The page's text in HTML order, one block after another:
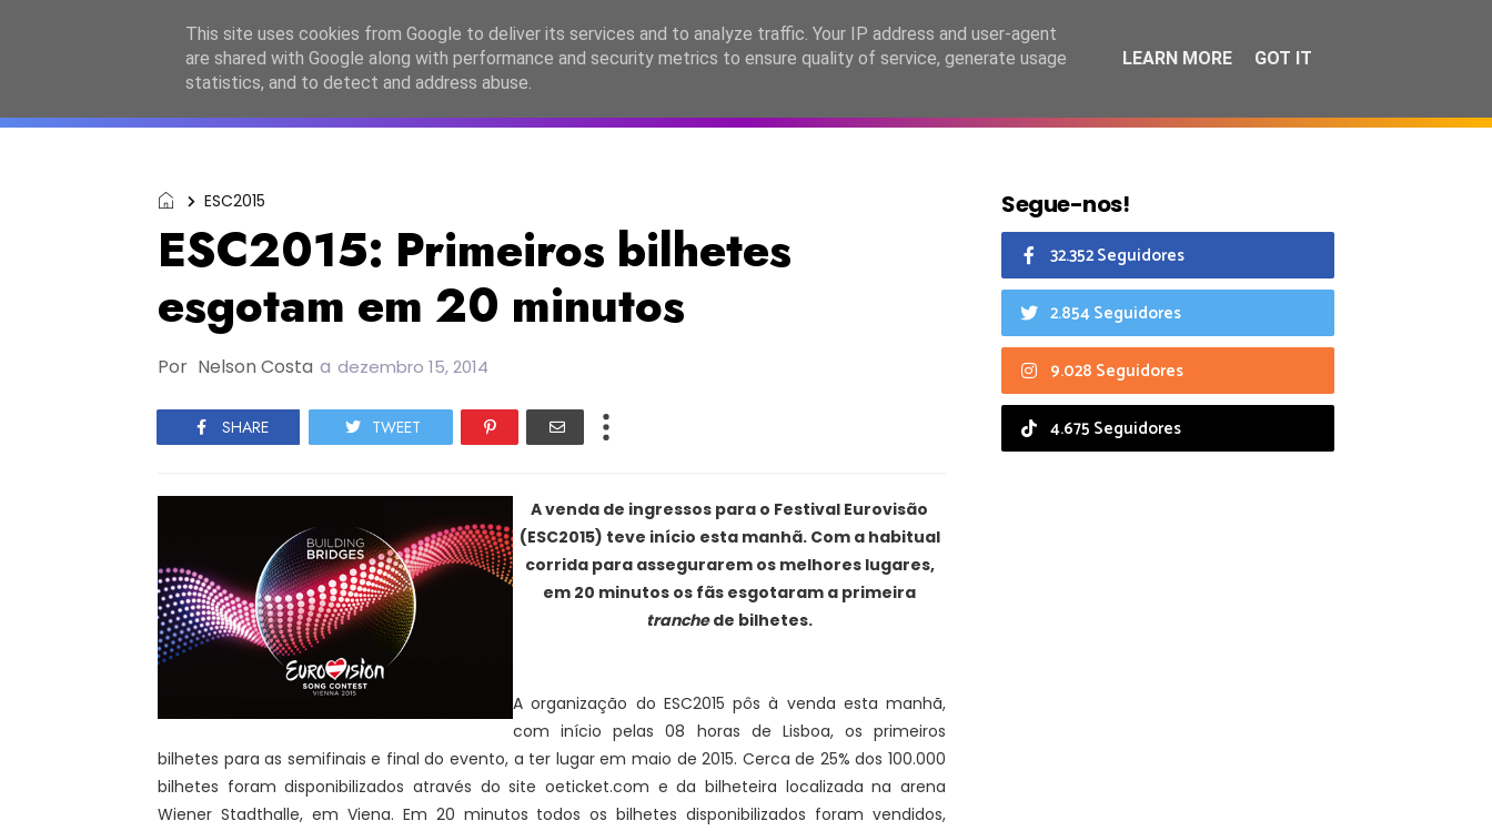
ESC2027 JESC2026 FC2026 EASC2026 PORTUGAL LANÇAMENTOS ESPECIAIS CALENDÁRIO
ESC2015
ESC2015: Primeiros bilhetes
esgotam em 20 minutos
Por Nelson Costa a dezembro 15, 2014
SHARE TWEET
A venda de ingressos para o Festival Eurovisão
(ESC2015) teve início esta manhã. Com a habitual
corrida para assegurarem os melhores lugares,
em 20 minutos os fãs esgotaram a primeira
tranchede bilhetes.
A organização do ESC2015 pôs à venda esta manhã,
com início pelas 08 horas de Lisboa, os primeiros
bilhetes para as semifinais e final do evento, a ter lugar em maio de 2015. Cerca de 25% dos 100.000
bilhetes foram disponibilizados através do site oeticket.com e da bilheteira localizada na arena
Wiener Stadthalle, em Viena. Em 20 minutos todos os bilhetes disponibilizados foram vendidos,
Segue-nos!
32.352 Seguidores
2.854 Seguidores
9.028 Seguidores
4.675 Seguidores
This site uses cookies from Google to deliver its services and to analyze traffic. Your IP address and user-agent
are shared with Google along with performance and security metrics to ensure quality of service, generate usage
statistics, and to detect and address abuse.
LEARN MORE GOT IT